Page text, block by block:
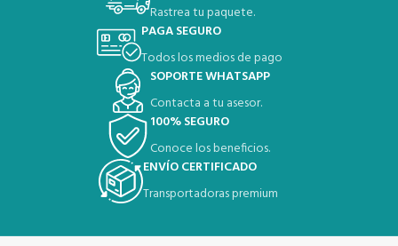
Rastrea tu paquete.
PAGA SEGURO
Todos los medios de pago
SOPORTE WHATSAPP
Contacta a tu asesor.
100% SEGURO
Conoce los beneficios.
ENVÍO CERTIFICADO
Transportadoras premium